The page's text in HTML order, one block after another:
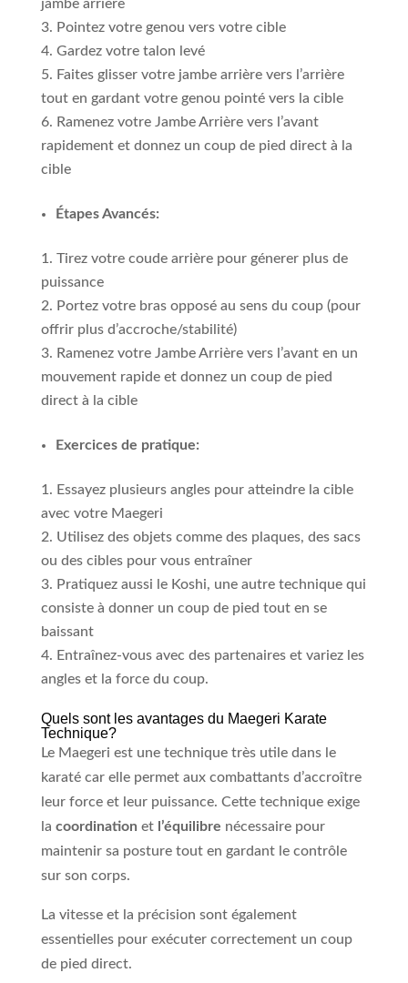
jambe arrière
Pointez votre genou vers votre cible
Gardez votre talon levé
Faites glisser votre jambe arrière vers l’arrière
tout en gardant votre genou pointé vers la cible
Ramenez votre Jambe Arrière vers l’avant
rapidement et donnez un coup de pied direct à la
cible
Étapes Avancés:
Tirez votre coude arrière pour génerer plus de
puissance
Portez votre bras opposé au sens du coup (pour
offrir plus d’accroche/stabilité)
Ramenez votre Jambe Arrière vers l’avant en un
mouvement rapide et donnez un coup de pied
direct à la cible
Exercices de pratique:
Essayez plusieurs angles pour atteindre la cible
avec votre Maegeri
Utilisez des objets comme des plaques, des sacs
ou des cibles pour vous entraîner
Pratiquez aussi le Koshi, une autre technique qui
consiste à donner un coup de pied tout en se
baissant
Entraînez-vous avec des partenaires et variez les
angles et la force du coup.
Quels sont les avantages du Maegeri Karate
Technique?
Le Maegeri est une technique très utile dans le
karaté car elle permet aux combattants d’accroître
leur force et leur puissance. Cette technique exige
la coordination et l’équilibre nécessaire pour
maintenir sa posture tout en gardant le contrôle
sur son corps.
La vitesse et la précision sont également
essentielles pour exécuter correctement un coup
de pied direct.